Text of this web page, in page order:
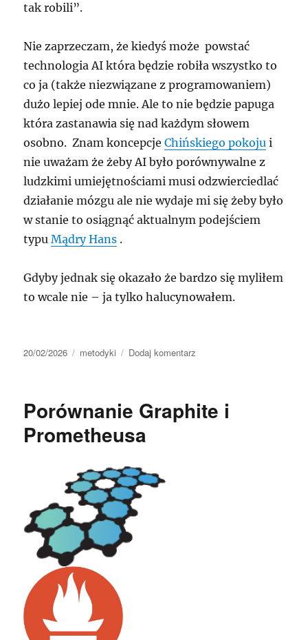
tak robili”.
Nie zaprzeczam, że kiedyś może powstać
technologia AI która będzie robiła wszystko to
co ja (także niezwiązane z programowaniem)
dużo lepiej ode mnie. Ale to nie będzie papuga
która zastanawia się nad każdym słowem
osobno. Znam koncepcjeChińskiego pokoju i
nie uważam że żeby AI było porównywalne z
ludzkimi umiejętnościami musi odzwierciedlać
działanie mózgu ale nie wydaje mi się żeby było
w stanie to osiągnąć aktualnym podejściem
typuMądry Hans .
Gdyby jednak się okazało że bardzo się myliłem
to wcale nie – ja tylko halucynowałem.
Data
20/02/2026 Kategorie
metodyki Dodaj komentarz
Porównanie Graphite i
Prometheusa